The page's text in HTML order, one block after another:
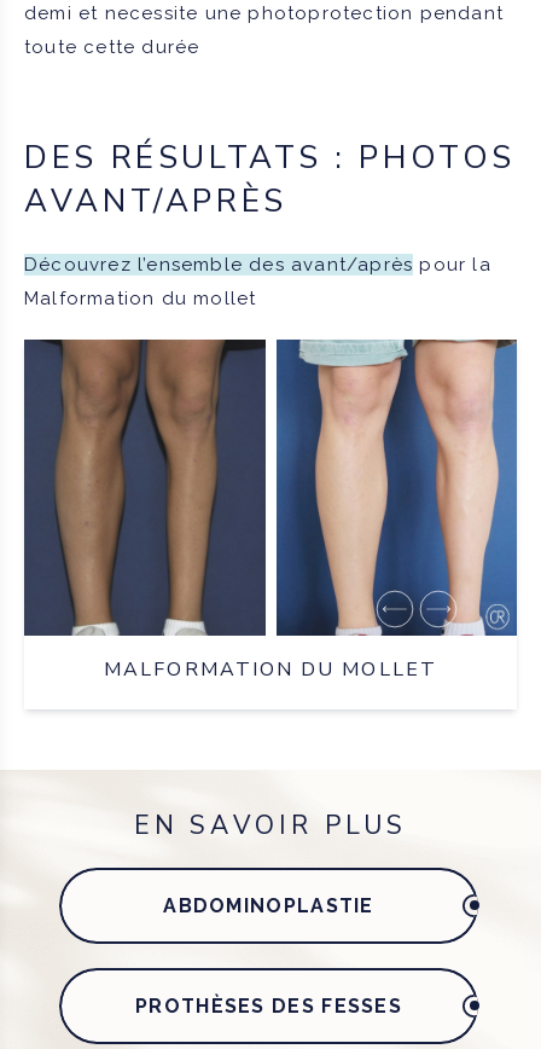
demi et necessite une photoprotection pendant
toute cette durée
DES RÉSULTATS : PHOTOS
AVANT/APRÈS
Découvrez l’ensemble des avant/après pour la
Malformation du mollet
MALFORMATION DU MOLLET
EN SAVOIR PLUS
ABDOMINOPLASTIE
PROTHÈSES DES FESSES